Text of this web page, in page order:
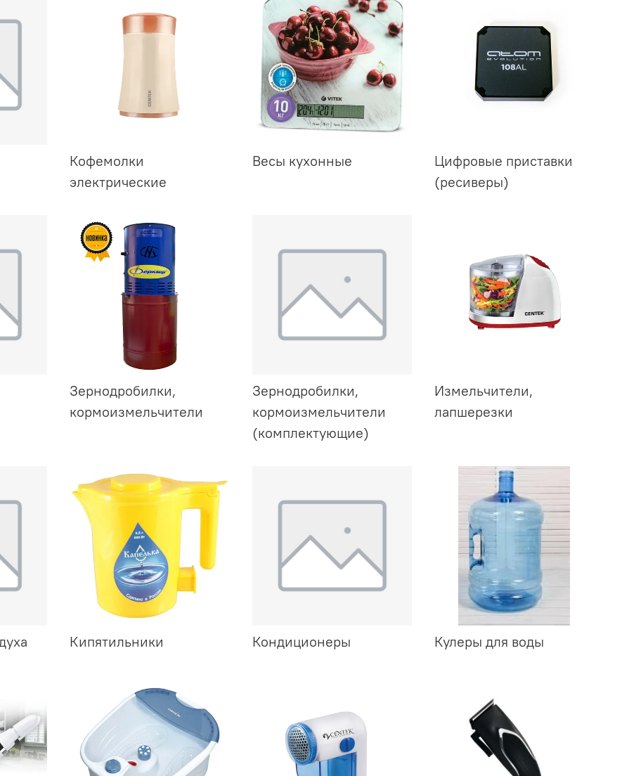
Кофемолки
электрические
Весы кухонные
Цифровые приставки
(ресиверы)
Зернодробилки,
кормоизмельчители
Зернодробилки,
кормоизмельчители
(комплектующие)
Измельчители,
лапшерезки
Кипятильники Кондиционеры Кулеры для воды